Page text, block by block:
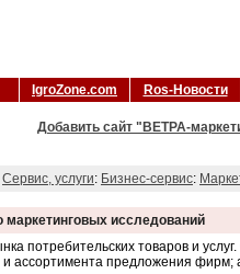
IgroZone.com Ros-Новости
Добавить сайт "ВЕТРА-
Сервис, услуги: Бизнес-сервис:
маркетинговых исследований
потребительских товаров и
ассортимента предложения